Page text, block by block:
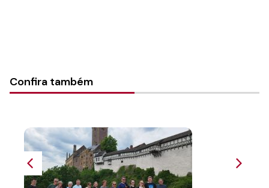
Confira também